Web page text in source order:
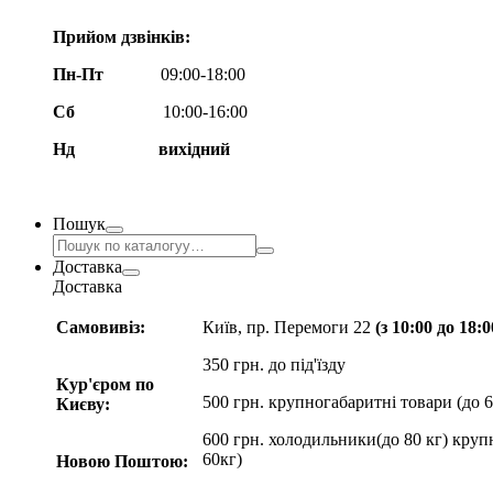
Прийом дзвінків:
Пн-Пт
09:00-18:00
Сб
10:00-16:00
Нд вихідний
Пошук
Доставка
Доставка
Самовивіз:
Кур'єром по
Києву:
Новою Поштою:
Київ, пр. Перемоги 22 (з 10:00 до
350 грн. до під'їзду
500 грн. крупногабаритні товари (до
600 грн. холодильники(до 80 кг)
60кг)